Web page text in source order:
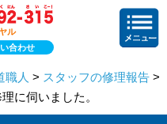
ル
合わせ
職人 > スタッフの修理報告 >
に伺いました。